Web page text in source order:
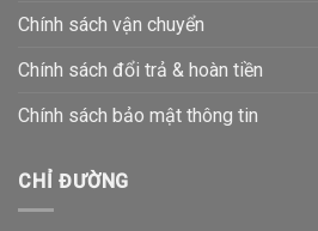
Chính sách vận chuyển
Chính sách đổi trả & hoàn tiền
Chính sách bảo mật thông tin
CHỈ ĐƯỜNG